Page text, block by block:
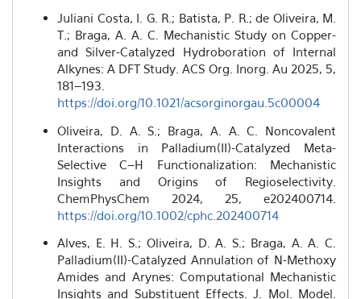
Juliani Costa, I. G. R.; Batista, P. R.; de Oliveira, M.
T.; Braga, A. A. C. Mechanistic Study on Copper-
and Silver-Catalyzed Hydroboration of Internal
Alkynes: A DFT Study. ACS Org. Inorg. Au 2025, 5,
181–193.
https://doi.org/10.1021/acsorginorgau.5c00004
Oliveira, D. A. S.; Braga, A. A. C. Noncovalent
Interactions in Palladium(II)-Catalyzed Meta-
Selective C–H Functionalization: Mechanistic
Insights and Origins of Regioselectivity.
ChemPhysChem 2024, 25, e202400714.
https://doi.org/10.1002/cphc.202400714
Alves, E. H. S.; Oliveira, D. A. S.; Braga, A. A. C.
Palladium(II)-Catalyzed Annulation of N-Methoxy
Amides and Arynes: Computational Mechanistic
Insights and Substituent Effects. J. Mol. Model.